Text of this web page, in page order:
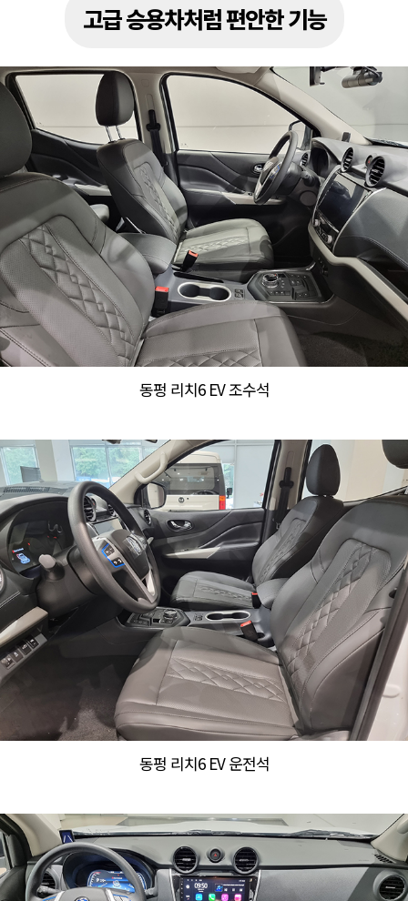
고급 승용차처럼 편안한 기능
동펑 리치6 EV 조수석
동펑 리치6 EV 운전석